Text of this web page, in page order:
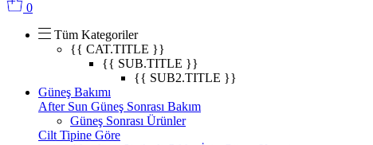
0
Tüm Kategoriler
{{ CAT.TITLE }}
{{ SUB.TITLE }}
{{ SUB2.TITLE }}
Güneş Bakımı
After Sun Güneş Sonrası Bakım
Güneş Sonrası Ürünler
Cilt Tipine Göre